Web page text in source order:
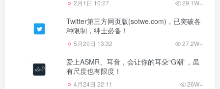
2月1日 10:27 29.1W+
Twitter第三方网页版(sotwe.com)，已突破各
种限制，绅士必备！
5月20日 13:32 27.2W+
爱上ASMR、耳音，会让你的耳朵“G潮”，虽
有尺度也有限度！
4月24日 22:11 26W+